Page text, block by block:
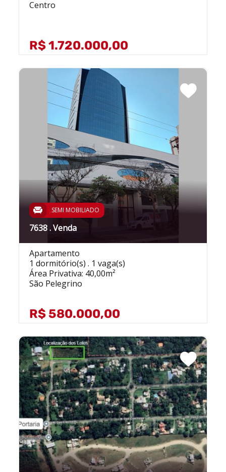
Centro
R$ 1.720.000,00
SEMI MOBILIADO
7638 . Venda
Apartamento
1 dormitório(s) . 1 vaga(s)
Área Privativa: 40,00m²
São Pelegrino
R$ 580.000,00